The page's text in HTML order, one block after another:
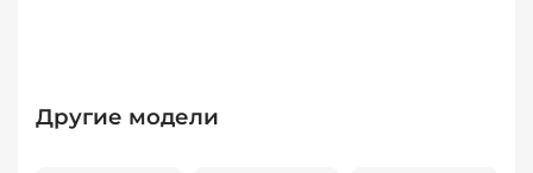
Другие модели